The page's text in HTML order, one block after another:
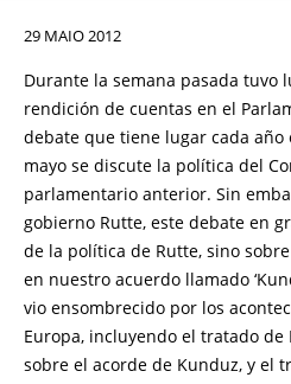
29 MAIO 2012
Durante la semana pasada tuvo
rendición de cuentas en el
debate que tiene lugar cada año
mayo se discute la política del
parlamentario anterior. Sin
gobierno Rutte, este debate en
de la política de Rutte, sino
en nuestro acuerdo llamado
vio ensombrecido por los
Europa, incluyendo el tratado de
sobre el acorde de Kunduz, y el